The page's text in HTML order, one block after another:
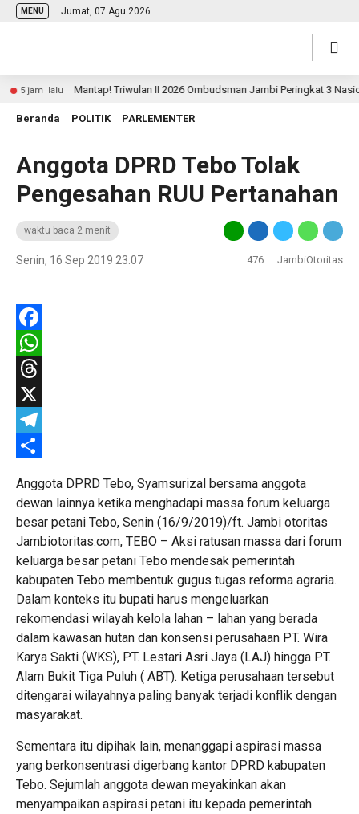
MENU Jumat, 07 Agu 2026
5 jam lalu Mantap! Triwulan II 2026 Ombudsman Jambi Peringkat 3
Beranda POLITIK PARLEMENTER
Anggota DPRD Tebo Tolak
Pengesahan RUU Pertanahan
waktu baca 2 menit
Senin, 16 Sep 2019 23:07 476 JambiOtoritas
Facebook
WhatsApp
Threads
X
Telegram
Anggota DPRD Tebo, Syamsurizal bersama anggota
dewan lainnya ketika menghadapi massa forum keluarga
besar petani Tebo, Senin (16/9/2019)/ft. Jambi otoritas
Jambiotoritas.com, TEBO – Aksi ratusan massa dari forum
keluarga besar petani Tebo mendesak pemerintah
kabupaten Tebo membentuk gugus tugas reforma agraria.
Dalam konteks itu bupati harus mengeluarkan
rekomendasi wilayah kelola lahan – lahan yang berada
dalam kawasan hutan dan konsensi perusahaan PT. Wira
Karya Sakti (WKS), PT. Lestari Asri Jaya (LAJ) hingga PT.
Alam Bukit Tiga Puluh ( ABT). Ketiga perusahaan tersebut
ditengarai wilayahnya paling banyak terjadi konflik dengan
masyarakat.
Sementara itu dipihak lain, menanggapi aspirasi massa
yang berkonsentrasi digerbang kantor DPRD kabupaten
Tebo. Sejumlah anggota dewan meyakinkan akan
menyampaikan aspirasi petani itu kepada pemerintah